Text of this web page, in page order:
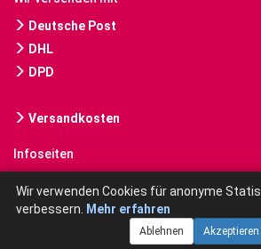
Deutsche Post
DHL
DPD
Versandkosten
Infoseiten
Wir verwenden Cookies für anonyme
verbessern.
Mehr erfahren
Ablehnen Akzeptieren